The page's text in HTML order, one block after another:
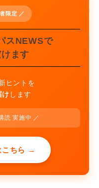
限定 ／
スNEWSで
ます
ヒントを
け します
読 実施中 ／
こちら →